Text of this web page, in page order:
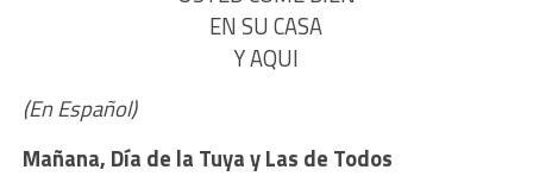
EN SU CASA
Y AQUI
(En Español)
Mañana, Día de la Tuya y Las de Todos